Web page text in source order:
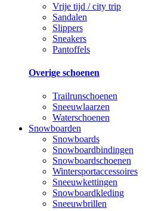
Vrije tijd / city trip
Sandalen
Slippers
Sneakers
Pantoffels
Overige schoenen
Trailrunschoenen
Sneeuwlaarzen
Waterschoenen
Snowboarden
Snowboards
Snowboardbindingen
Snowboardschoenen
Wintersportaccessoires
Sneeuwkettingen
Snowboardkleding
Sneeuwbrillen